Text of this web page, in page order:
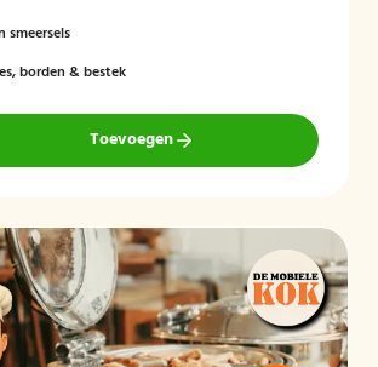
smeersels
borden & bestek
Toevoegen